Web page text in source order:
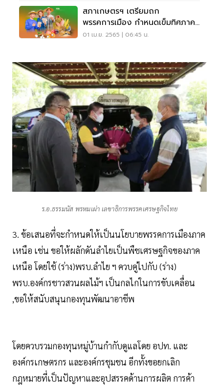
สภาเกษตรฯ เตรียมถก
พรรคการเมือง กำหนดเข็มทิศภาค
เกษตรรับเลือกตั้ง
01 เม.ย. 2565 | 06:45 น.
ร.อ.ธรรมนัส พรหมเผ่า เลขาธิการพรรคเศรษฐกิจไทย
3. ข้อเสนอที่จะกำหนดให้เป็นนโยบายพรรคการเมืองภาค
เหนือ เช่น ขอให้ผลักดันลำไยเป็นพืชเศรษฐกิจของภาค
เหนือ โดยใช้ (ร่าง)พรบ.ลำไย ฯ ควบคู่ไปกับ (ร่าง)
พรบ.องค์กรชาวสวนผลไม้ฯ เป็นกลไกในการขับเคลื่อน
,ขอให้สนับสนุนกองทุนพัฒนาอาชีพ
โดยควบรวมกองทุนหมู่บ้านกำกับดูแลโดย อปท. และ
องค์กรเกษตรกร และองค์กรชุมชน อีกทั้งขอยกเลิก
กฎหมายที่เป็นปัญหาและอุปสรรคด้านการผลิต การค้า